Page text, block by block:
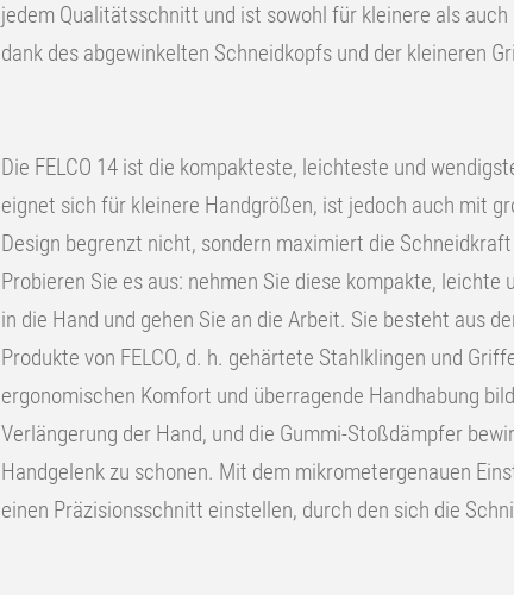
jedem Qualitätsschnitt und ist sowohl für kleinere als
dank des abgewinkelten Schneidkopfs und der kleineren
Die FELCO 14 ist die kompakteste, leichteste und
eignet sich für kleinere Handgrößen, ist jedoch auch mit
Design begrenzt nicht, sondern maximiert die
Probieren Sie es aus: nehmen Sie diese kompakte,
in die Hand und gehen Sie an die Arbeit. Sie besteht aus
Produkte von FELCO, d. h. gehärtete Stahlklingen und
ergonomischen Komfort und überragende Handhabung
Verlängerung der Hand, und die Gummi-Stoßdämpfer
Handgelenk zu schonen. Mit dem mikrometergenauen
einen Präzisionsschnitt einstellen, durch den sich die